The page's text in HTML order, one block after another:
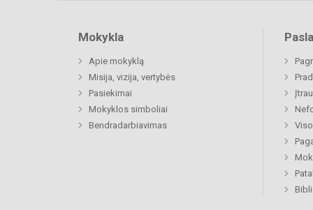
Mokykla
Apie mokyklą
Misija, vizija, vertybės
Pasiekimai
Mokyklos simboliai
Bendradarbiavimas